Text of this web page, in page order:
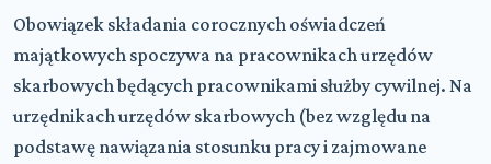
Obowiązek składania corocznych oświadczeń
majątkowych spoczywa na pracownikach urzędów
skarbowych będących pracownikami służby cywilnej. Na
urzędnikach urzędów skarbowych (bez względu na
podstawę nawiązania stosunku pracy i zajmowane